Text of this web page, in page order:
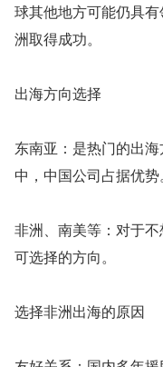
球其他地方可能仍具
洲取得成功。
出海方向选择
东南亚：是热门的出
中，中国公司占据优势
非洲、南美等：对于
可选择的方向。
选择非洲出海的原因